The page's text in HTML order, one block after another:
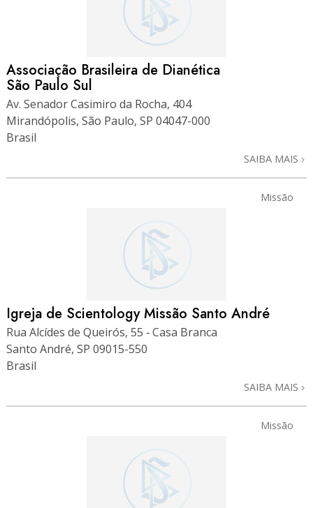
Associação Brasileira de Dianética
São Paulo Sul
Av. Senador Casimiro da Rocha, 404
Mirandópolis, São Paulo, SP 04047-000
Brasil
SAIBA MAIS
Missão
Igreja de Scientology Missão Santo André
Rua Alcídes de Queirós, 55 ‑ Casa Branca
Santo André, SP 09015-550
Brasil
SAIBA MAIS
Missão